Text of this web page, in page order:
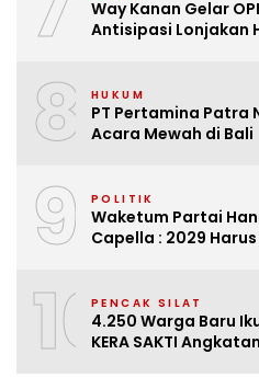
Way Kanan Gelar
Antisipasi Lonjakan
8 HUKUM
PT Pertamina Patra
Acara Mewah di Bali
9 POLITIK
Waketum Partai
Capella : 2029
10PENCAK SILAT
4.250 Warga Baru
KERA SAKTI